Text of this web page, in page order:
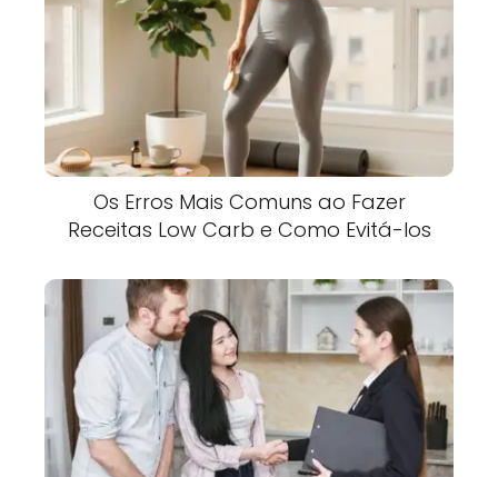
Os Erros Mais Comuns ao Fazer
Receitas Low Carb e Como Evitá-los